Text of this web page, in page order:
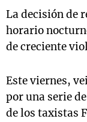
La decisión de
horario
de creciente
Este viernes,
por una serie
de los taxistas